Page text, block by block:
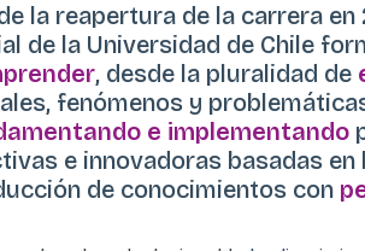
la reapertura de la carrera
de la Universidad de Chile
, desde la pluralidad de
fenómenos y
e implementando
e innovadoras basadas en
de conocimientos con